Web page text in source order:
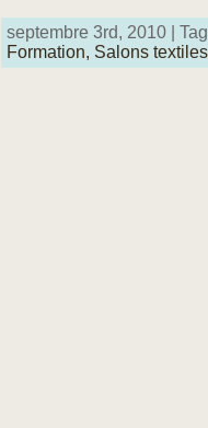
septembre 3rd, 2010 |
Formation, Salons